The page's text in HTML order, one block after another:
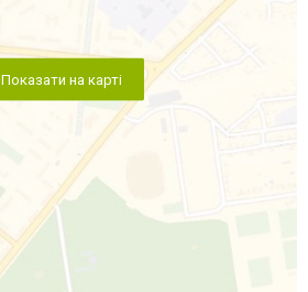
Показати на карті